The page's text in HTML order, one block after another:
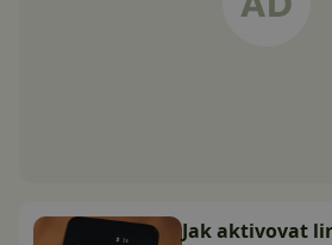
Jak aktivovat